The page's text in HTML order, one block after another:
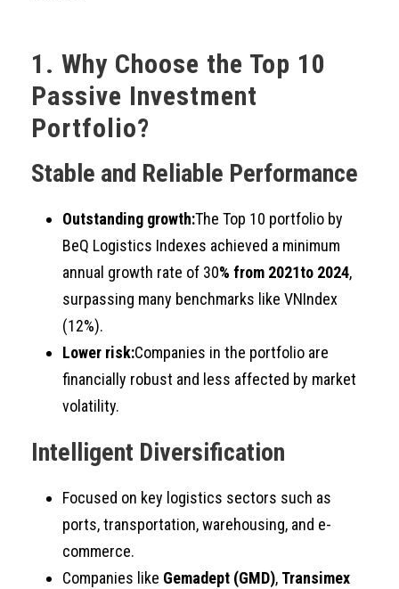
1. Why Choose the Top 10
Passive Investment
Portfolio?
Stable and Reliable Performance
Outstanding growth:The Top 10 portfolio by
BeQ Logistics Indexes achieved a minimum
annual growth rate of 30% from 2021to 2024,
surpassing many benchmarks like VNIndex
(12%).
Lower risk:Companies in the portfolio are
financially robust and less affected by market
volatility.
Intelligent Diversification
Focused on key logistics sectors such as
ports, transportation, warehousing, and e-
commerce.
Companies like Gemadept (GMD), Transimex